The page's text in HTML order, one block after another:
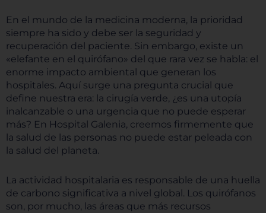
En el mundo de la medicina moderna, la prioridad
siempre ha sido y debe ser la seguridad y
recuperación del paciente. Sin embargo, existe un
«elefante en el quirófano» del que rara vez se habla: el
enorme impacto ambiental que generan los
hospitales. Aquí surge una pregunta crucial que
define nuestra era: la cirugía verde, ¿es una utopía
inalcanzable o una urgencia que no puede esperar
más? En Hospital Galenia, creemos firmemente que
la salud de las personas no puede estar peleada con
la salud del planeta.
La actividad hospitalaria es responsable de una huella
de carbono significativa a nivel global. Los quirófanos
son, por mucho, las áreas que más recursos